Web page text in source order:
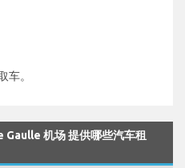
车。
机场 提供哪些汽车租